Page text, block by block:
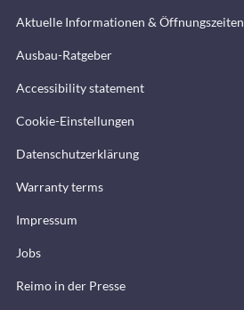
Aktuelle Informationen & Öffnungszeiten
Ausbau-Ratgeber
Accessibility statement
Cookie-Einstellungen
Datenschutzerklärung
Warranty terms
Impressum
Jobs
Reimo in der Presse